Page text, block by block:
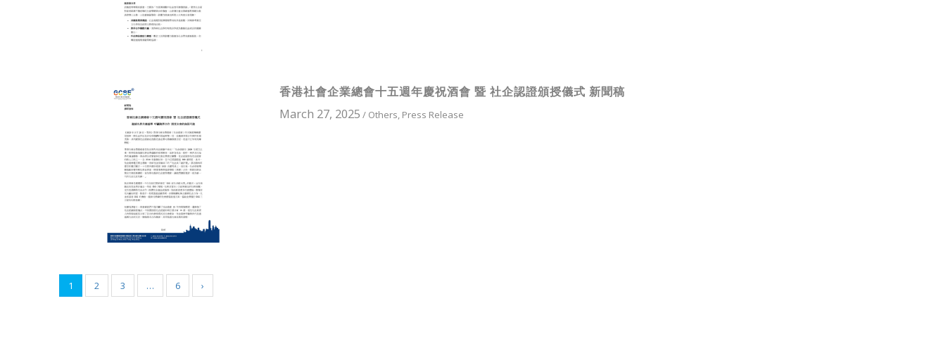
香港社會企業總會十五週年慶祝酒會 暨 社企認證頒授儀式 新聞稿
March 27, 2025 / Others, Press Release
1 2 3 … 6 ›